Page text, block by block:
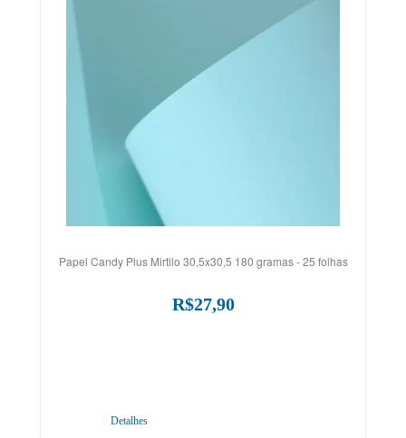
Papel Candy Plus Mirtilo 30,5x30,5 180 gramas - 25 folhas
R$27,90
Detalhes